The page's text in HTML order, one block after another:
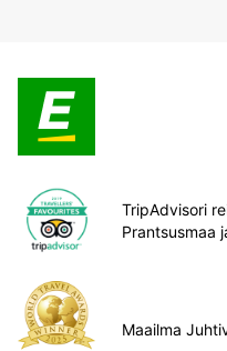
TripAdvisori
Prantsusmaa
Maailma